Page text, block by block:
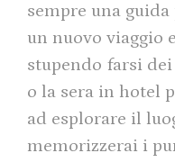
sempre una
un nuovo viaggio
stupendo farsi
o la sera in hotel
ad esplorare il
memorizzerai i